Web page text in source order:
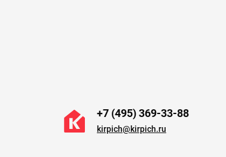
+7 (495) 369-33-88
kirpich@kirpich.ru